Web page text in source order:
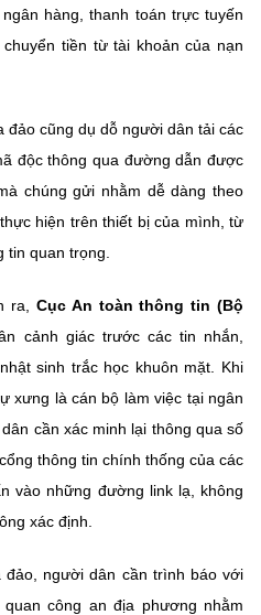
hàng, thanh toán trực tuyến
tiền từ tài khoản của nạn
đảo cũng dụ dỗ người dân tải các
độc thông qua đường dẫn được
chúng gửi nhằm dễ dàng theo
hiện trên thiết bị của mình, từ
tin quan trọng.
ra,
Cục An toàn thông tin (Bộ
cảnh giác trước các tin nhắn,
sinh trắc học khuôn mặt. Khi
xưng là cán bộ làm việc tại ngân
cần xác minh lại thông qua số
thông tin chính thống của các
vào những đường link lạ, không
xác định.
đảo, người dân cần trình báo với
công an địa phương nhằm